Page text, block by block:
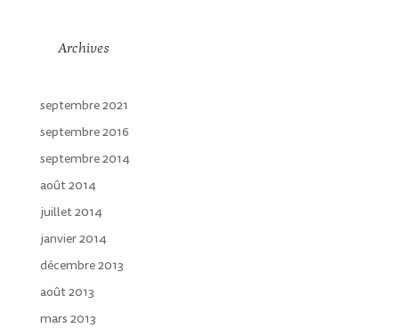
Archives
septembre 2021
septembre 2016
septembre 2014
août 2014
juillet 2014
janvier 2014
décembre 2013
août 2013
mars 2013